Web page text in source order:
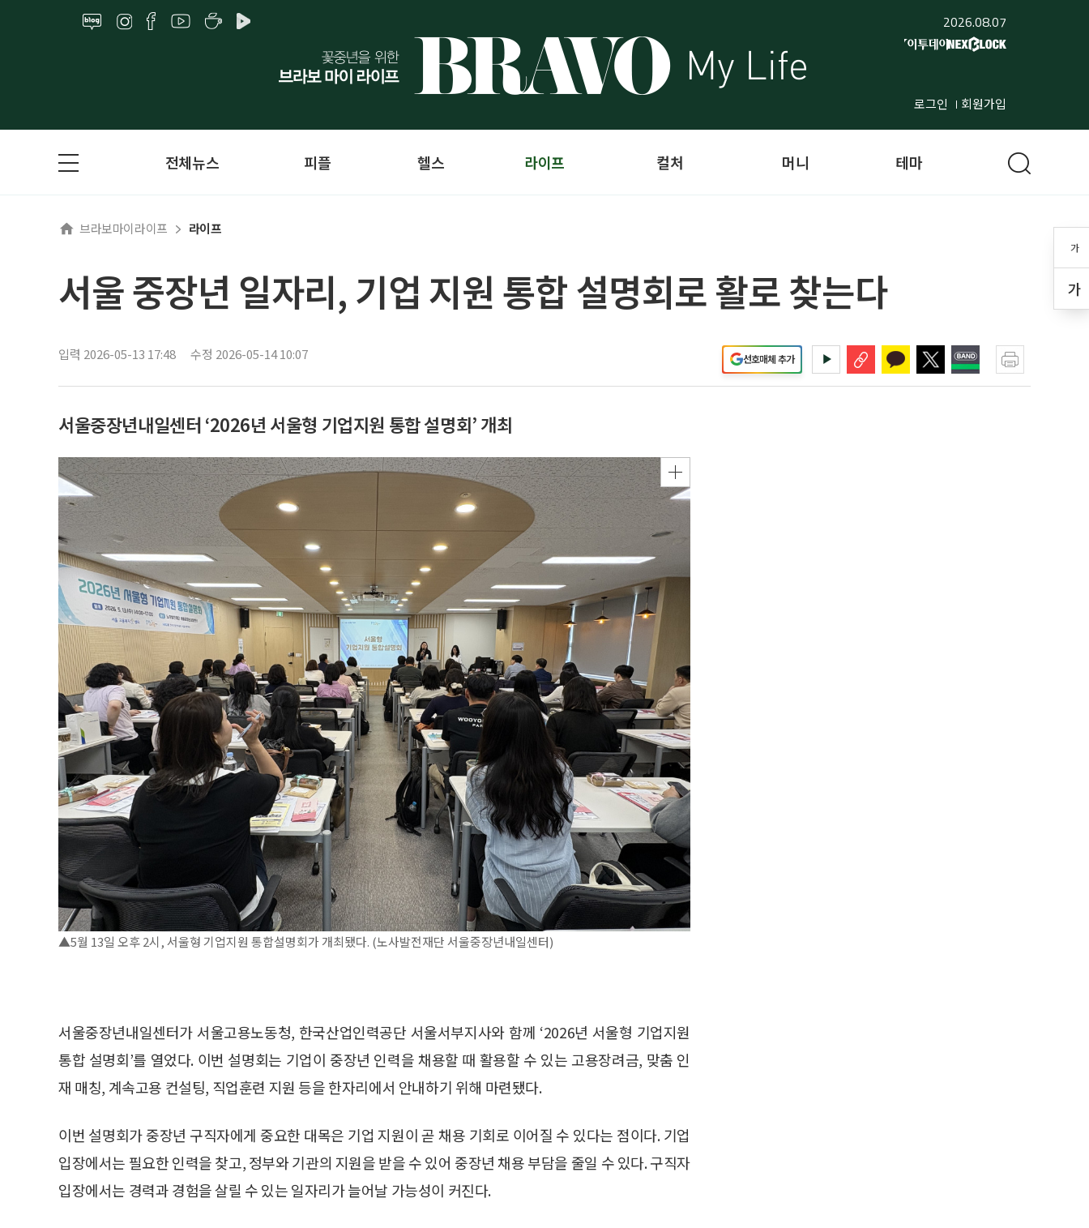
2026.08.07
로그인 회원가입
가
가
전체뉴스 피플 헬스 라이프 컬처 머니 테마
브라보마이라이프 라이프
서울 중장년 일자리, 기업 지원 통합 설명회로 활로 찾는다
입력 2026-05-13 17:48 수정 2026-05-14 10:07 선호매체 추가
서울중장년내일센터 ‘2026년 서울형 기업지원 통합 설명회’ 개최
▲5월 13일 오후 2시, 서울형 기업지원 통합설명회가 개최됐다. (노사발전재단 서울중장년내일센터)
서울중장년내일센터가 서울고용노동청, 한국산업인력공단 서울서부지사와 함께 ‘2026년 서울형 기업지원
통합 설명회’를 열었다. 이번 설명회는 기업이 중장년 인력을 채용할 때 활용할 수 있는 고용장려금, 맞춤 인
재 매칭, 계속고용 컨설팅, 직업훈련 지원 등을 한자리에서 안내하기 위해 마련됐다.
이번 설명회가 중장년 구직자에게 중요한 대목은 기업 지원이 곧 채용 기회로 이어질 수 있다는 점이다. 기업
입장에서는 필요한 인력을 찾고, 정부와 기관의 지원을 받을 수 있어 중장년 채용 부담을 줄일 수 있다. 구직자
입장에서는 경력과 경험을 살릴 수 있는 일자리가 늘어날 가능성이 커진다.